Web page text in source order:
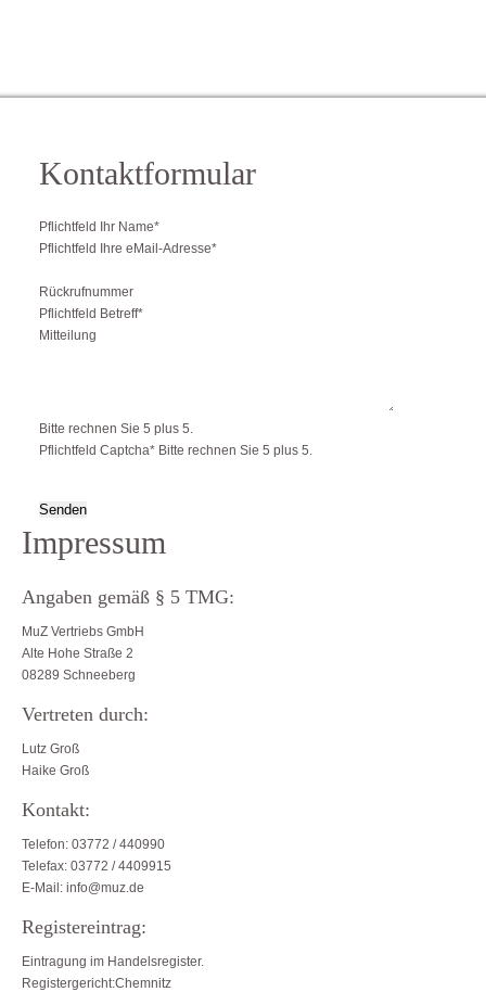
Kontaktformular
Pflichtfeld Ihr Name*
Pflichtfeld
Ihre eMail-Adresse*
Rückrufnummer
Pflichtfeld Betreff*
Mitteilung
Bitte rechnen Sie 5 plus 5.
Pflichtfeld Captcha* Bitte rechnen Sie 5 plus 5.
Impressum
Angaben gemäß § 5 TMG:
MuZ Vertriebs GmbH
Alte Hohe Straße 2
08289 Schneeberg
Vertreten durch:
Lutz Groß
Haike Groß
Kontakt:
Telefon: 03772 / 440990
Telefax: 03772 / 4409915
E-Mail: info@muz.de
Registereintrag:
Eintragung im Handelsregister.
Registergericht:Chemnitz